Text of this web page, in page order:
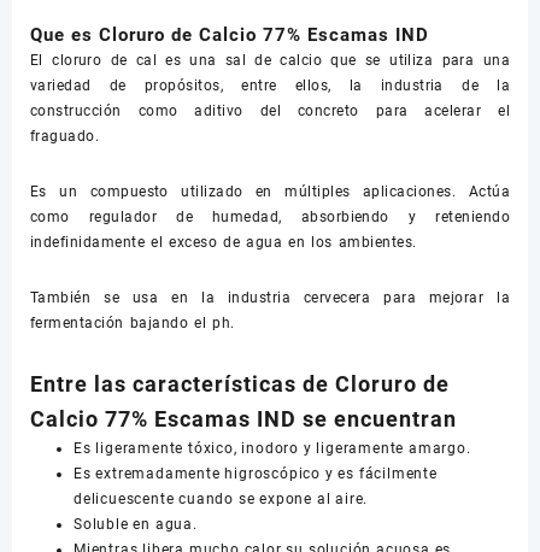
Que es Cloruro de Calcio 77% Escamas IND
El cloruro de cal es una sal de calcio que se utiliza para una
variedad de propósitos, entre ellos, la industria de la
construcción como aditivo del concreto para acelerar el
fraguado.
Es un compuesto utilizado en múltiples aplicaciones. Actúa
como regulador de humedad, absorbiendo y reteniendo
indefinidamente el exceso de agua en los ambientes.
También se usa en la industria cervecera para mejorar la
fermentación bajando el ph.
Entre las características de Cloruro de
Calcio 77% Escamas IND se encuentran
Es ligeramente tóxico, inodoro y ligeramente amargo.
Es extremadamente higroscópico y es fácilmente
delicuescente cuando se expone al aire.
Soluble en agua.